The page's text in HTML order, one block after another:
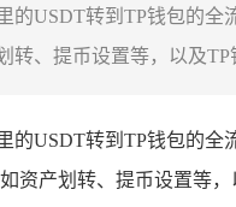
的USDT转到TP钱包的
转、提币设置等，以及
的USDT转到TP钱包的
资产划转、提币设置等